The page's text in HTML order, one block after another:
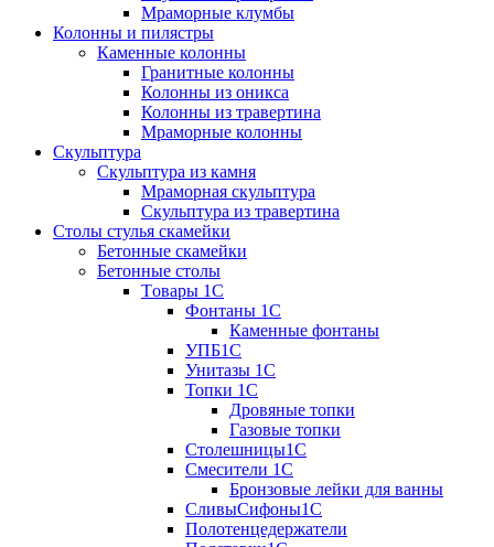
Мраморные клумбы
Колонны и пилястры
Каменные колонны
Гранитные колонны
Колонны из оникса
Колонны из травертина
Мраморные колонны
Скульптура
Скульптура из камня
Мраморная скульптура
Скульптура из травертина
Столы стулья скамейки
Бетонные скамейки
Бетонные столы
Tовары 1C
Фонтаны 1C
Каменные фонтаны
УПБ1С
Унитазы 1С
Топки 1С
Дровяные топки
Газовые топки
Столешницы1С
Смесители 1С
Бронзовые лейки для ванны
СливыСифоны1С
Полотенцедержатели